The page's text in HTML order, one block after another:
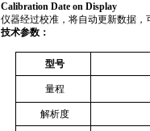
Calibration Date on Display
仪器经过校准，将自动更新数据
技术参数：
型号
量程
解析度